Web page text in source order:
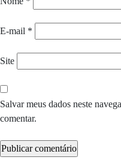
E-mail *
Site
Salvar meus dados neste
comentar.